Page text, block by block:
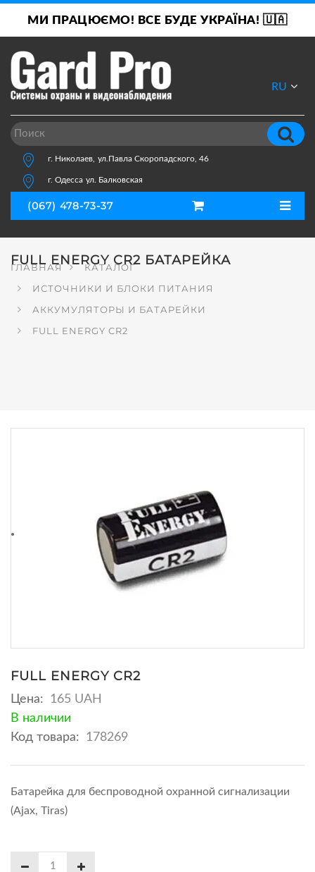
МИ ПРАЦЮЄМО! ВСЕ БУДЕ УКРАЇНА! 🇺🇦
г. Николаев, ул.Павла Скоропадского, 46
г. Одесса ул. Балковская
RU
UA
(067) 478-73-37
FULL ENERGY CR2 БАТАРЕЙКА
ГЛАВНАЯ
КАТАЛОГ
ИСТОЧНИКИ И БЛОКИ ПИТАНИЯ
АККУМУЛЯТОРЫ И БАТАРЕЙКИ
FULL ENERGY CR2
FULL ENERGY CR2
Цена:
165 UAH
В наличии
Код товара:
178269
Батарейка для беспроводной охранной сигнализации
(Ajax, Tiras)